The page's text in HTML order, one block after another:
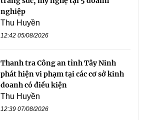
nghiệp
Thu Huyền
12:42 05/08/2026
Thanh tra Công an tỉnh Tây Ninh
phát hiện vi phạm tại các cơ sở kinh
doanh có điều kiện
Thu Huyền
12:39 07/08/2026